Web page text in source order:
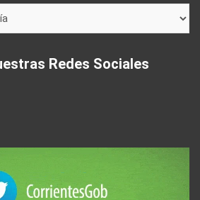
Redes Sociales